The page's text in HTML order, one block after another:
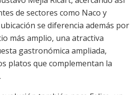
de sectores como Naco y
se diferencia además por
más amplio, una atractiva
gastronómica ampliada,
platos que complementan la